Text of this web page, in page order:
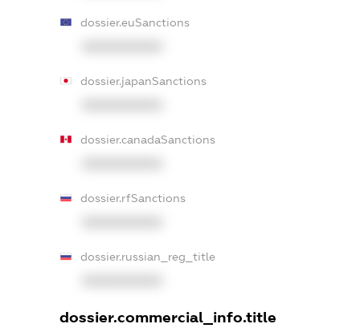
dossier.euSanctions
dossier.japanSanctions
dossier.canadaSanctions
dossier.rfSanctions
dossier.russian_reg_title
dossier.commercial_info.title